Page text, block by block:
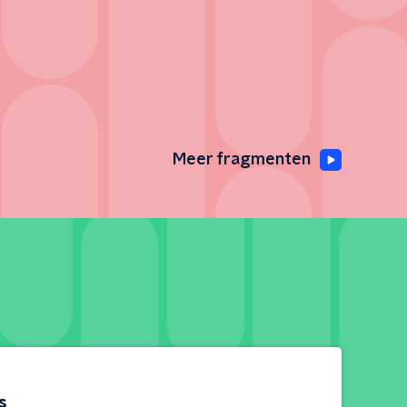
Meer fragmenten